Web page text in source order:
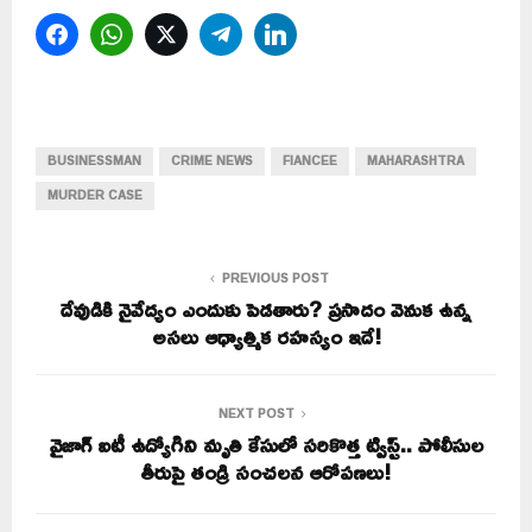
FacebookWhatsAppTwitterTelegram
BUSINESSMAN CRIME NEWS FIANCEE
MAHARASHTRA
MURDER CASE
PREVIOUS POST
దేవుడికి నైవేద్యం ఎందుకు పెడతారు? ప్రసాదం వెనుక ఉన్న
అసలు ఆధ్యాత్మిక రహస్యం ఇదే!
NEXT POST
వైజాగ్ ఐటీ ఉద్యోగిని మృతి కేసులో సరికొత్త ట్విస్ట్.. పోలీసుల
తీరుపై తండ్రి సంచలన ఆరోపణలు!